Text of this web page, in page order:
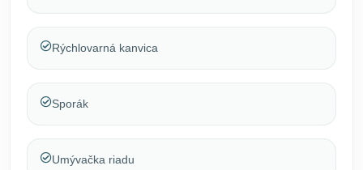
Rýchlovarná kanvica
Sporák
Umývačka riadu